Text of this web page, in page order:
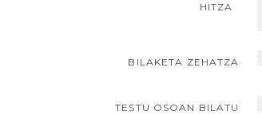
HITZA
BILAKETA ZEHATZA
TESTU OSOAN BILATU